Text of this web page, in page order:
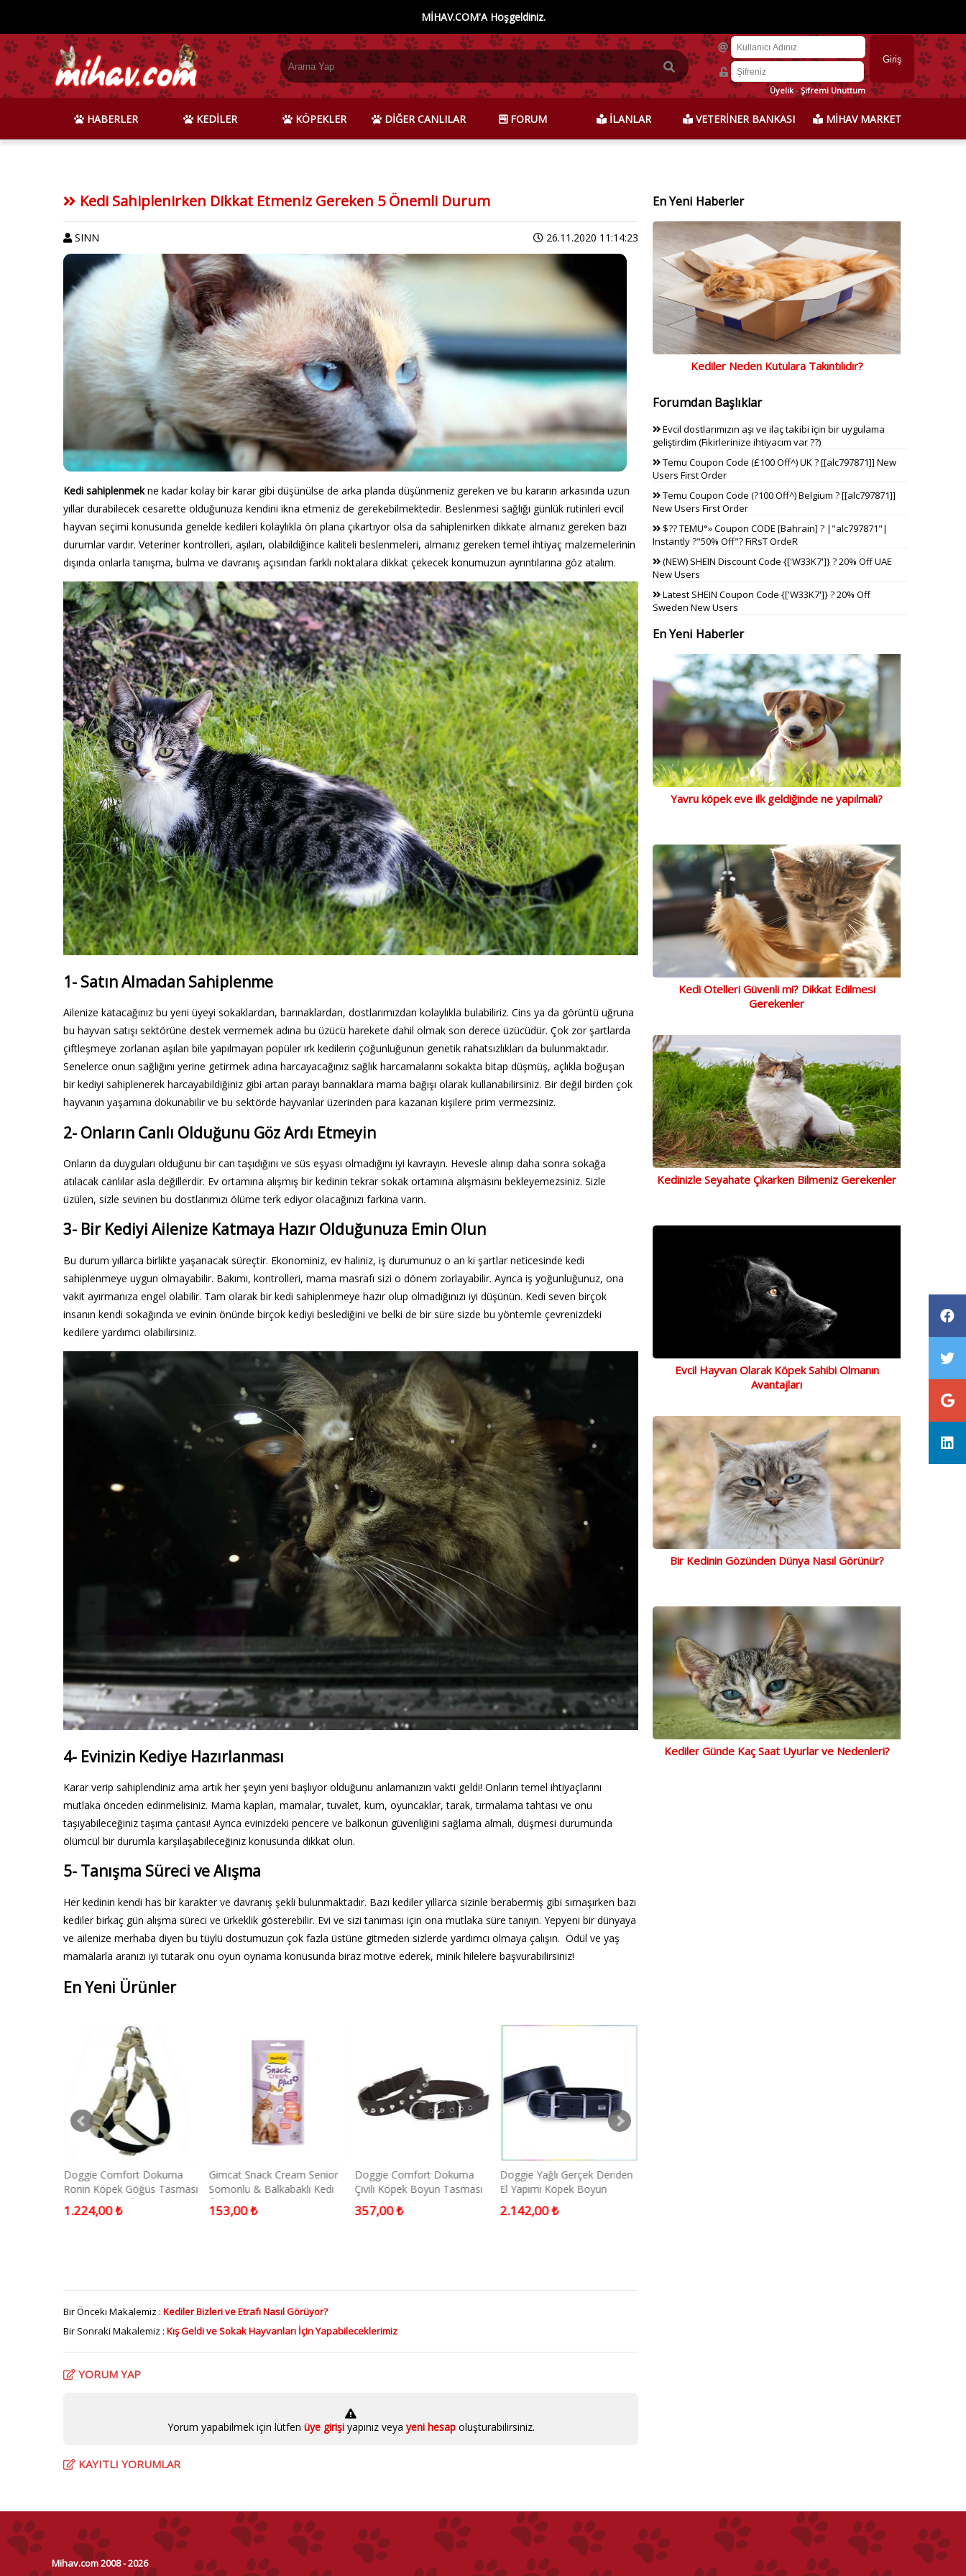
MİHAV.COM'A Hoşgeldiniz.
Üyelik-Şifremi Unuttum
HABERLER KEDİLER KÖPEKLER DİĞER CANLILAR FORUM İLANLAR VETERİNER BANKASI MİHAV MARKET
Kedi Sahiplenirken Dikkat Etmeniz Gereken 5 Önemli Durum
SINN 26.11.2020 11:14:23
Kedi sahiplenmekne kadar kolay bir karar gibi düşünülse de arka planda düşünmeniz gereken ve bu kararın arkasında uzun
yıllar durabilecek cesarette olduğunuza kendini ikna etmeniz de gerekebilmektedir. Beslenmesi sağlığı günlük rutinleri evcil
hayvan seçimi konusunda genelde kedileri kolaylıkla ön plana çıkartıyor olsa da sahiplenirken dikkate almanız gereken bazı
durumlar vardır. Veteriner kontrolleri, aşıları, olabildiğince kaliteli beslenmeleri, almanız gereken temel ihtiyaç malzemelerinin
dışında onlarla tanışma, bulma ve davranış açısından farklı noktalara dikkat çekecek konumuzun ayrıntılarına göz atalım.
1- Satın Almadan Sahiplenme
Ailenize katacağınız bu yeni üyeyi sokaklardan, barınaklardan, dostlarımızdan kolaylıkla bulabiliriz. Cins ya da görüntü uğruna
bu hayvan satışı sektörüne destek vermemek adına bu üzücü harekete dahil olmak son derece üzücüdür. Çok zor şartlarda
çiftleşmeye zorlanan aşıları bile yapılmayan popüler ırk kedilerin çoğunluğunun genetik rahatsızlıkları da bulunmaktadır.
Senelerce onun sağlığını yerine getirmek adına harcayacağınız sağlık harcamalarını sokakta bitap düşmüş, açlıkla boğuşan
bir kediyi sahiplenerek harcayabildiğiniz gibi artan parayı barınaklara mama bağışı olarak kullanabilirsiniz. Bir değil birden çok
hayvanın yaşamına dokunabilir ve bu sektörde hayvanlar üzerinden para kazanan kişilere prim vermezsiniz.
2- Onların Canlı Olduğunu Göz Ardı Etmeyin
Onların da duyguları olduğunu bir can taşıdığını ve süs eşyası olmadığını iyi kavrayın. Hevesle alınıp daha sonra sokağa
atılacak canlılar asla değillerdir. Ev ortamına alışmış bir kedinin tekrar sokak ortamına alışmasını bekleyemezsiniz. Sizle
üzülen, sizle sevinen bu dostlarımızı ölüme terk ediyor olacağınızı farkına varın.
3- Bir Kediyi Ailenize Katmaya Hazır Olduğunuza Emin Olun
Bu durum yıllarca birlikte yaşanacak süreçtir. Ekonominiz, ev haliniz, iş durumunuz o an ki şartlar neticesinde kedi
sahiplenmeye uygun olmayabilir. Bakımı, kontrolleri, mama masrafı sizi o dönem zorlayabilir. Ayrıca iş yoğunluğunuz, ona
vakit ayırmanıza engel olabilir. Tam olarak bir kedi sahiplenmeye hazır olup olmadığınızı iyi düşünün. Kedi seven birçok
insanın kendi sokağında ve evinin önünde birçok kediyi beslediğini ve belki de bir süre sizde bu yöntemle çevrenizdeki
kedilere yardımcı olabilirsiniz.
4- Evinizin Kediye Hazırlanması
Karar verip sahiplendiniz ama artık her şeyin yeni başlıyor olduğunu anlamanızın vakti geldi! Onların temel ihtiyaçlarını
mutlaka önceden edinmelisiniz. Mama kapları, mamalar, tuvalet, kum, oyuncaklar, tarak, tırmalama tahtası ve onu
taşıyabileceğiniz taşıma çantası! Ayrıca evinizdeki pencere ve balkonun güvenliğini sağlama almalı, düşmesi durumunda
ölümcül bir durumla karşılaşabileceğiniz konusunda dikkat olun.
5- Tanışma Süreci ve Alışma
Her kedinin kendi has bir karakter ve davranış şekli bulunmaktadır. Bazı kediler yıllarca sizinle berabermiş gibi sırnaşırken bazı
kediler birkaç gün alışma süreci ve ürkeklik gösterebilir. Evi ve sizi tanıması için ona mutlaka süre tanıyın. Yepyeni bir dünyaya
ve ailenize merhaba diyen bu tüylü dostumuzun çok fazla üstüne gitmeden sizlerde yardımcı olmaya çalışın. Ödül ve yaş
mamalarla aranızı iyi tutarak onu oyun oynama konusunda biraz motive ederek, minik hilelere başvurabilirsiniz!
En Yeni Ürünler
Doggie Comfort Dokuma
Ronin Köpek Göğüs Tasması
Medium KHAKİ 2x45-55 Cm
1.224,00 ₺
Gimcat Snack Cream Senior
Somonlu & Balkabaklı Kedi
Ödülü 6 X 15 Gr
153,00 ₺
Doggie Comfort Dokuma
Çivili Köpek Boyun Tasması
Large Siyah 3x47-55 Cm
357,00 ₺
Doggie Yağlı Gerçek Deriden
El Yapımı Köpek Boyun
Tasması Black 5x60-70cm
2.142,00 ₺
Bir Önceki Makalemiz : Kediler Bizleri ve Etrafı Nasıl Görüyor?
Bir Sonraki Makalemiz : Kış Geldi ve Sokak Hayvanları İçin Yapabileceklerimiz
YORUM YAP
Yorum yapabilmek için lütfen üye girişi yapınız veya yeni hesapoluşturabilirsiniz.
KAYITLI YORUMLAR
En Yeni Haberler
Kediler Neden Kutulara Takıntılıdır?
Forumdan Başlıklar
Evcil dostlarımızın aşı ve ilaç takibi için bir uygulama
geliştirdim (Fikirlerinize ihtiyacım var ??)
Temu Coupon Code (£100 Off^) UK ? [[alc797871]] New
Users First Order
Temu Coupon Code (?100 Off^) Belgium ? [[alc797871]]
New Users First Order
$?? TEMU°» Coupon CODE [Bahrain] ? |"alc797871"|
Instantly ?"50% Off"? FiRsT OrdeR
(NEW) SHEIN Discount Code {['W33K7']} ? 20% Off UAE
New Users
Latest SHEIN Coupon Code {['W33K7']} ? 20% Off
Sweden New Users
En Yeni Haberler
Yavru köpek eve ilk geldiğinde ne yapılmalı?
Kedi Otelleri Güvenli mi? Dikkat Edilmesi
Gerekenler
Kedinizle Seyahate Çıkarken Bilmeniz Gerekenler
Evcil Hayvan Olarak Köpek Sahibi Olmanın
Avantajları
Bir Kedinin Gözünden Dünya Nasıl Görünür?
Kediler Günde Kaç Saat Uyurlar ve Nedenleri?
Mihav.com 2008 - 2026